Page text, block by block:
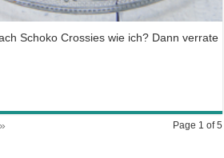
Schoko Crossies wie ich? Dann verrate
Page 1 of 5
»